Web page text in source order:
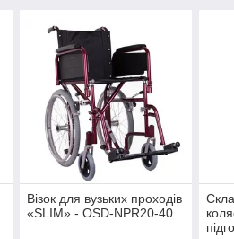
Візок для вузьких проходів
«SLIM» - OSD-NPR20-40